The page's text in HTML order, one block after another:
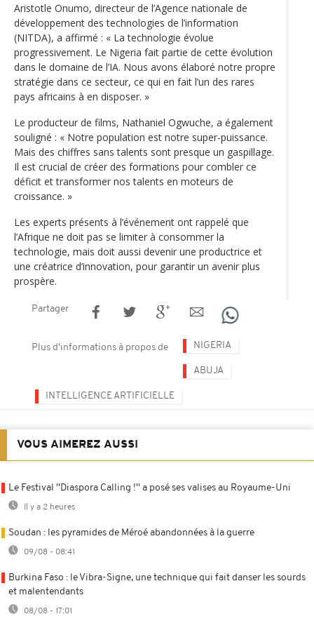
Aristotle Onumo, directeur de l’Agence nationale de
développement des technologies de l’information
(NITDA), a affirmé : « La technologie évolue
progressivement. Le Nigeria fait partie de cette évolution
dans le domaine de l’IA. Nous avons élaboré notre propre
stratégie dans ce secteur, ce qui en fait l’un des rares
pays africains à en disposer. »
Le producteur de films, Nathaniel Ogwuche, a également
souligné : « Notre population est notre super-puissance.
Mais des chiffres sans talents sont presque un gaspillage.
Il est crucial de créer des formations pour combler ce
déficit et transformer nos talents en moteurs de
croissance. »
Les experts présents à l’événement ont rappelé que
l’Afrique ne doit pas se limiter à consommer la
technologie, mais doit aussi devenir une productrice et
une créatrice d’innovation, pour garantir un avenir plus
prospère.
Partager
Plus d'informations à propos de NIGERIA
ABUJA
INTELLIGENCE ARTIFICIELLE
VOUS AIMEREZ AUSSI
Le Festival ''Diaspora Calling !'' a posé ses valises au Royaume-Uni
Il y a 2 heures
Soudan : les pyramides de Méroé abandonnées à la guerre
09/08 - 08:41
Burkina Faso : le Vibra-Signe, une technique qui fait danser les sourds
et malentendants
08/08 - 17:01